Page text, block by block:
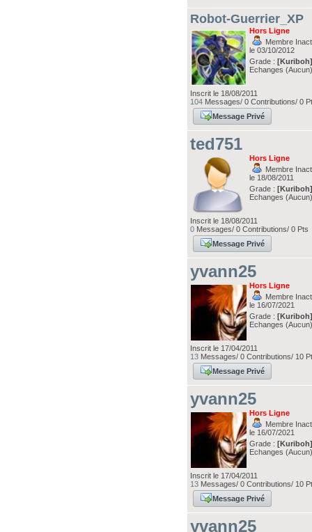
Robot-Guerrier_XP
Hors Ligne
Membre
le 03/10/2012
Grade :
Echanges
Inscrit le 18/08/2011
104 Messages/ 0 Contributions/ 0
Message Privé
ted751
Hors Ligne
Membre
le 18/08/2011
Grade :
Echanges
Inscrit le 18/08/2011
0 Messages/ 0 Contributions/ 0 Pts
Message Privé
yvann25
Hors Ligne
Membre
le 16/07/2021
Grade :
Echanges
Inscrit le 17/04/2011
13 Messages/ 0 Contributions/ 10
Message Privé
yvann25
Hors Ligne
Membre
le 16/07/2021
Grade :
Echanges
Inscrit le 17/04/2011
13 Messages/ 0 Contributions/ 10
Message Privé
yvann25